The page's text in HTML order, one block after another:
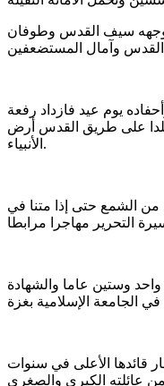
وجهه سيف القدس وطوفان
يوم عيد فازداد رفعة
على طريق القدس أرض
الأنبياء.
من الشمع حتى إذا متنا في
وستين عاما والشهادة
قائدها الأعلى في سنوات